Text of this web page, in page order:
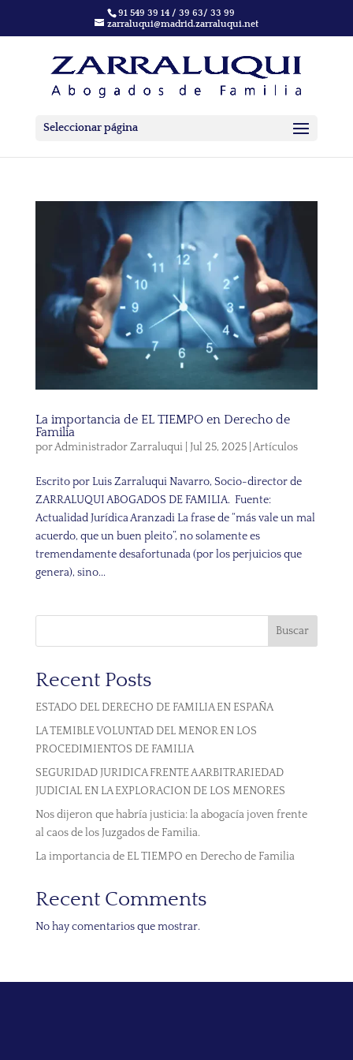
91 549 39 14 / 39 63/ 33 99
zarraluqui@madrid.zarraluqui.net
Seleccionar página
La importancia de EL TIEMPO en Derecho de
Familia
porAdministrador Zarraluqui| Jul 25, 2025| Artículos
Escrito por Luis Zarraluqui Navarro, Socio-director de
ZARRALUQUI ABOGADOS DE FAMILIA. Fuente:
Actualidad Jurídica Aranzadi La frase de “más vale un mal
acuerdo, que un buen pleito”, no solamente es
tremendamente desafortunada (por los perjuicios que
genera), sino...
Buscar
Recent Posts
ESTADO DEL DERECHO DE FAMILIA EN ESPAÑA
LA TEMIBLE VOLUNTAD DEL MENOR EN LOS
PROCEDIMIENTOS DE FAMILIA
SEGURIDAD JURIDICA FRENTE A ARBITRARIEDAD
JUDICIAL EN LA EXPLORACION DE LOS MENORES
Nos dijeron que habría justicia: la abogacía joven frente
al caos de los Juzgados de Familia.
La importancia de EL TIEMPO en Derecho de Familia
Recent Comments
No hay comentarios que mostrar.